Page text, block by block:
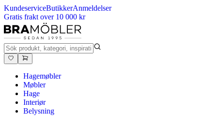
KundeserviceButikkerAnmeldelser
Gratis frakt over 10 000 kr
Hagemøbler
Møbler
Hage
Interiør
Belysning